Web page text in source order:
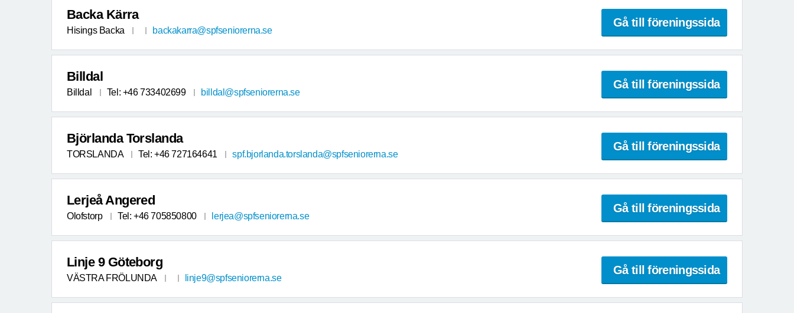
Backa Kärra
Hisings Backa backakarra@spfseniorerna.se
Gå till föreningssida
Billdal
Billdal Tel: +46 733402699 billdal@spfseniorerna.se
Gå till föreningssida
Björlanda Torslanda
TORSLANDA Tel: +46 727164641 spf.bjorlanda.torslanda@spfseniorerna.se
Gå till föreningssida
Lerjeå Angered
Olofstorp Tel: +46 705850800 lerjea@spfseniorerna.se
Gå till föreningssida
Linje 9 Göteborg
VÄSTRA FRÖLUNDA linje9@spfseniorerna.se
Gå till föreningssida